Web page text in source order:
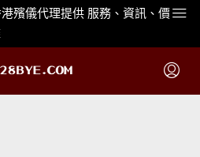
殯儀代理提供 服務、資訊、價